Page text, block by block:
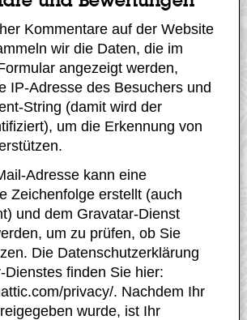
Kommentare auf der Website
wir die Daten, die im
angezeigt werden,
IP-Adresse des Besuchers und
String (damit wird der
um die Erkennung von
Adresse kann eine
Zeichenfolge erstellt (auch
und dem Gravatar-Dienst
um zu prüfen, ob Sie
Die Datenschutzerklärung
Dienstes finden Sie hier:
privacy/. Nachdem Ihr
wurde, ist Ihr